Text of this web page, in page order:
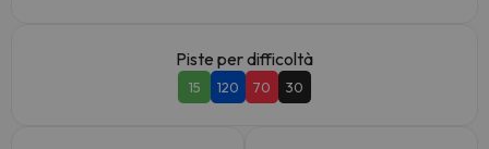
Piste per difficoltà
15 120 70 30